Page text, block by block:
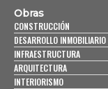
Obras
CONSTRUCCIÓN
DESARROLLO INMOBILIARIO
INFRAESTRUCTURA
ARQUITECTURA
INTERIORISMO